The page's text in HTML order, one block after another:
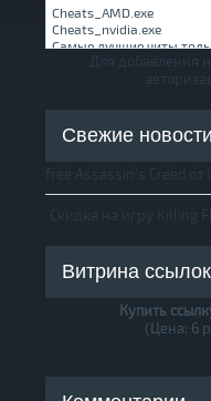
Свежие новости
Витрина ссылок
Купить
(Цена: 6